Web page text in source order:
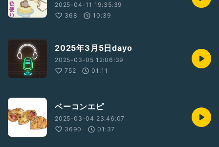
2025-04-11 19:35:39
368
10:39
2025年3月5日dayo
2025-03-05 12:06:39
752
01:11
ベーコンエピ
2025-03-04 23:46:07
3690
01:37